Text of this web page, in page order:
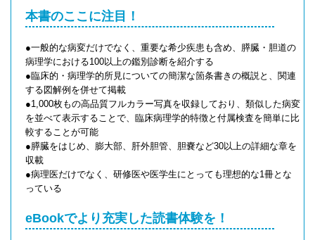
本書のここに注目！
●一般的な病変だけでなく、重要な希少疾患も含め、膵臓・胆道の
病理学における100以上の鑑別診断を紹介する
●臨床的・病理学的所見についての簡潔な箇条書きの概説と、関連
する図解例を併せて掲載
●1,000枚もの高品質フルカラー写真を収録しており、類似した病変
を並べて表示することで、臨床病理学的特徴と付属検査を簡単に比
較することが可能
●膵臓をはじめ、膨大部、肝外胆管、胆嚢など30以上の詳細な章を
収載
●病理医だけでなく、研修医や医学生にとっても理想的な1冊とな
っている
eBookでより充実した読書体験を！